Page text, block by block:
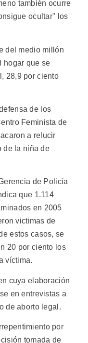
también ocurre
ocultar" los
del medio millón
hogar que se
28,9 por ciento
de los
Feminista de
a relucir
de la niña de
de Policía
que 1.114
en 2005
victimas de
estos casos, se
20 por ciento los
víctima.
cuya elaboración
en entrevistas a
de aborto legal.
por
tomada de